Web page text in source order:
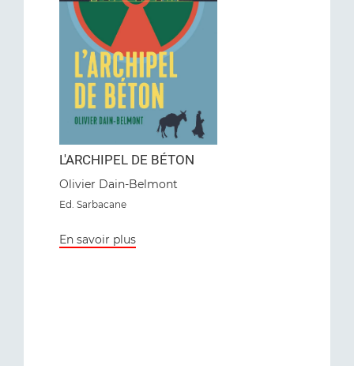
L'ARCHIPEL DE BÉTON
Olivier Dain-Belmont
Ed. Sarbacane
En savoir plus